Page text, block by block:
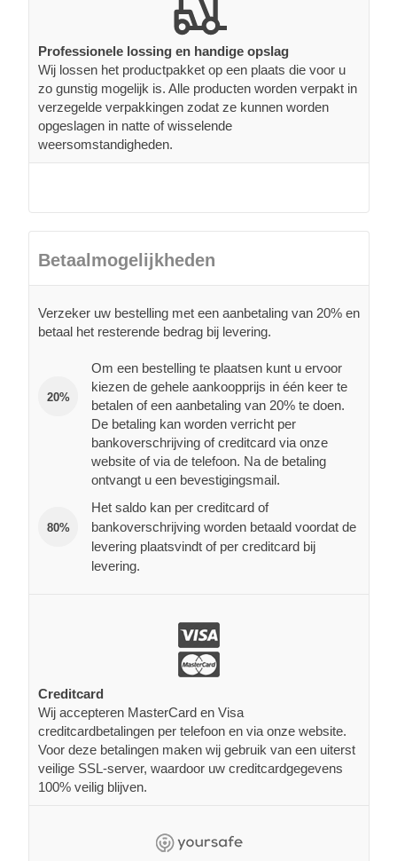
Professionele lossing en handige opslag
Wij lossen het productpakket op een plaats die voor u
zo gunstig mogelijk is. Alle producten worden verpakt in
verzegelde verpakkingen zodat ze kunnen worden
opgeslagen in natte of wisselende
weersomstandigheden.
Betaalmogelijkheden
Verzeker uw bestelling met een aanbetaling van 20% en
betaal het resterende bedrag bij levering.
20%
Om een bestelling te plaatsen kunt u ervoor
kiezen de gehele aankoopprijs in één keer te
betalen of een aanbetaling van 20% te doen.
De betaling kan worden verricht per
bankoverschrijving of creditcard via onze
website of via de telefoon. Na de betaling
ontvangt u een bevestigingsmail.
80%
Het saldo kan per creditcard of
bankoverschrijving worden betaald voordat de
levering plaatsvindt of per creditcard bij
levering.
Creditcard
Wij accepteren MasterCard en Visa
creditcardbetalingen per telefoon en via onze website.
Voor deze betalingen maken wij gebruik van een uiterst
veilige SSL-server, waardoor uw creditcardgegevens
100% veilig blijven.